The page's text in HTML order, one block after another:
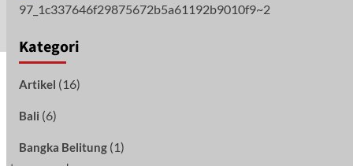
Kategori
Artikel (16)
Bali (6)
Bangka Belitung(1)